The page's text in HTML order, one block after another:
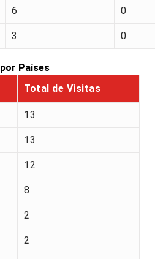
6 0
3 0
Países
Total de Visitas
13
13
12
8
2
2